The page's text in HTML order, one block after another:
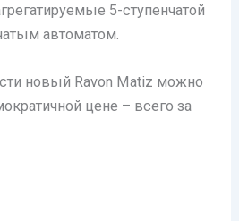
5-ступенчатой
автоматом.
новый Ravon Matiz можно
цене – всего за